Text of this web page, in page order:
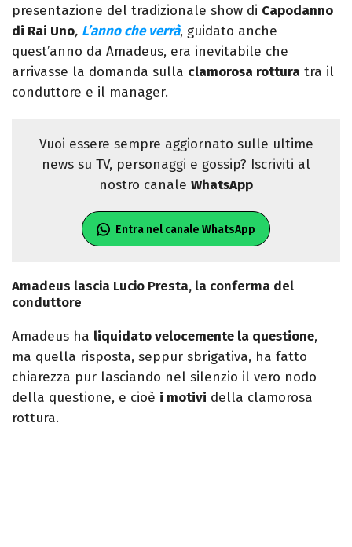
presentazione del tradizionale show di Capodanno
di Rai Uno, L’anno che verrà, guidato anche
quest’anno da Amadeus, era inevitabile che
arrivasse la domanda sulla clamorosa rottura tra il
conduttore e il manager.
Vuoi essere sempre aggiornato sulle ultime
news su TV, personaggi e gossip? Iscriviti al
nostro canale WhatsApp
Entra nel canale WhatsApp
Amadeus lascia Lucio Presta, la conferma del
conduttore
Amadeus ha liquidato velocemente la questione,
ma quella risposta, seppur sbrigativa, ha fatto
chiarezza pur lasciando nel silenzio il vero nodo
della questione, e cioè i motivi della clamorosa
rottura.